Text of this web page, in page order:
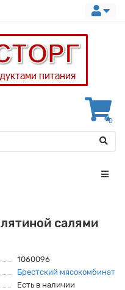
0
салями
1060096
Брестский мясокомбинат
Есть в наличии